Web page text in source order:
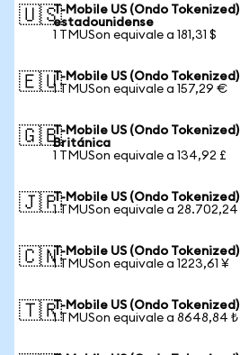
🇺🇸T-Mobile US (Ondo
estadounidense
1 TMUSon equivale a 181,31 $
🇪🇺T-Mobile US (Ondo
1 TMUSon equivale a 157,29 €
🇬🇧T-Mobile US (Ondo
Británica
1 TMUSon equivale a 134,92 £
🇯🇵T-Mobile US (Ondo
1 TMUSon equivale a 28.702,24
🇨🇳T-Mobile US (Ondo
1 TMUSon equivale a 1223,61 ¥
🇹🇷T-Mobile US (Ondo
1 TMUSon equivale a 8648,84 ₺